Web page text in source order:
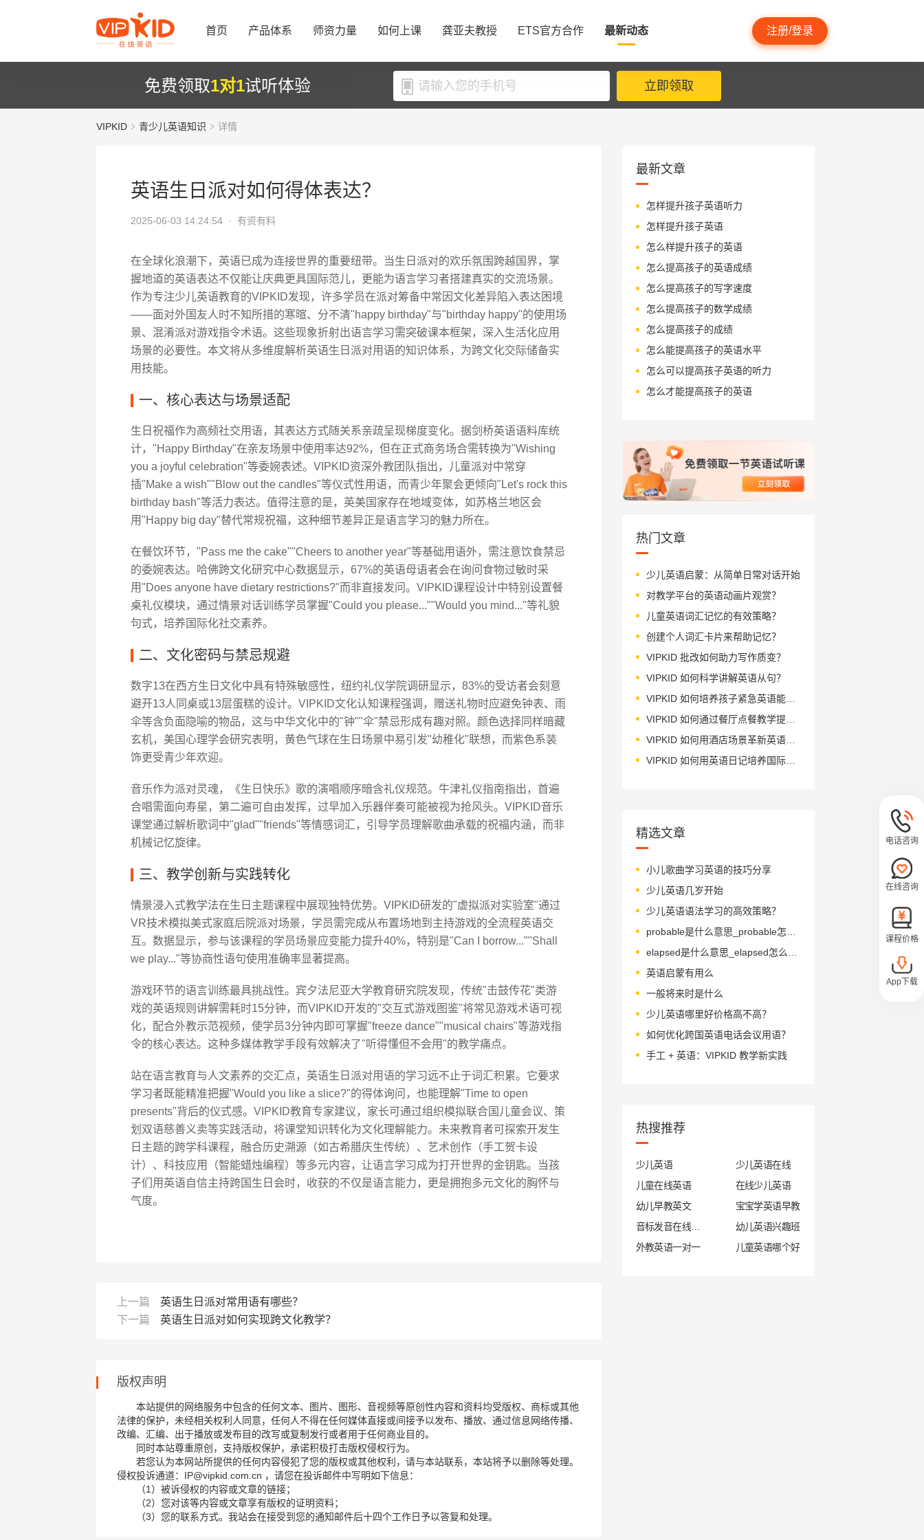
首页 产品体系 师资力量 如何上课 龚亚夫教授 ETS官方合作 最新动态 注册/登录
免费领取1对1试听体验 立即领取
VIPKID 青少儿英语知识 详情
英语生日派对如何得体表达？
2025-06-03 14:24:54 · 有资有料
在全球化浪潮下，英语已成为连接世界的重要纽带。当生日派对的欢乐氛围跨越国界，掌
握地道的英语表达不仅能让庆典更具国际范儿，更能为语言学习者搭建真实的交流场景。
作为专注少儿英语教育的VIPKID发现，许多学员在派对筹备中常因文化差异陷入表达困境
——面对外国友人时不知所措的寒暄、分不清"happy birthday"与"birthday happy"的使用场
景、混淆派对游戏指令术语。这些现象折射出语言学习需突破课本框架，深入生活化应用
场景的必要性。本文将从多维度解析英语生日派对用语的知识体系，为跨文化交际储备实
用技能。
一、核心表达与场景适配
生日祝福作为高频社交用语，其表达方式随关系亲疏呈现梯度变化。据剑桥英语语料库统
计，"Happy Birthday"在亲友场景中使用率达92%，但在正式商务场合需转换为"Wishing
you a joyful celebration"等委婉表述。VIPKID资深外教团队指出，儿童派对中常穿
插"Make a wish""Blow out the candles"等仪式性用语，而青少年聚会更倾向"Let's rock this
birthday bash"等活力表达。值得注意的是，英美国家存在地域变体，如苏格兰地区会
用"Happy big day"替代常规祝福，这种细节差异正是语言学习的魅力所在。
在餐饮环节，"Pass me the cake""Cheers to another year"等基础用语外，需注意饮食禁忌
的委婉表达。哈佛跨文化研究中心数据显示，67%的英语母语者会在询问食物过敏时采
用"Does anyone have dietary restrictions?"而非直接发问。VIPKID课程设计中特别设置餐
桌礼仪模块，通过情景对话训练学员掌握"Could you please...""Would you mind..."等礼貌
句式，培养国际化社交素养。
二、文化密码与禁忌规避
数字13在西方生日文化中具有特殊敏感性，纽约礼仪学院调研显示，83%的受访者会刻意
避开13人同桌或13层蛋糕的设计。VIPKID文化认知课程强调，赠送礼物时应避免钟表、雨
伞等含负面隐喻的物品，这与中华文化中的"钟""伞"禁忌形成有趣对照。颜色选择同样暗藏
玄机，美国心理学会研究表明，黄色气球在生日场景中易引发"幼稚化"联想，而紫色系装
饰更受青少年欢迎。
音乐作为派对灵魂，《生日快乐》歌的演唱顺序暗含礼仪规范。牛津礼仪指南指出，首遍
合唱需面向寿星，第二遍可自由发挥，过早加入乐器伴奏可能被视为抢风头。VIPKID音乐
课堂通过解析歌词中"glad""friends"等情感词汇，引导学员理解歌曲承载的祝福内涵，而非
机械记忆旋律。
三、教学创新与实践转化
情景浸入式教学法在生日主题课程中展现独特优势。VIPKID研发的"虚拟派对实验室"通过
VR技术模拟美式家庭后院派对场景，学员需完成从布置场地到主持游戏的全流程英语交
互。数据显示，参与该课程的学员场景应变能力提升40%，特别是"Can I borrow...""Shall
we play..."等协商性语句使用准确率显著提高。
游戏环节的语言训练最具挑战性。宾夕法尼亚大学教育研究院发现，传统"击鼓传花"类游
戏的英语规则讲解需耗时15分钟，而VIPKID开发的"交互式游戏图鉴"将常见游戏术语可视
化，配合外教示范视频，使学员3分钟内即可掌握"freeze dance""musical chairs"等游戏指
令的核心表达。这种多媒体教学手段有效解决了"听得懂但不会用"的教学痛点。
站在语言教育与人文素养的交汇点，英语生日派对用语的学习远不止于词汇积累。它要求
学习者既能精准把握"Would you like a slice?"的得体询问，也能理解"Time to open
presents"背后的仪式感。VIPKID教育专家建议，家长可通过组织模拟联合国儿童会议、策
划双语慈善义卖等实践活动，将课堂知识转化为文化理解能力。未来教育者可探索开发生
日主题的跨学科课程，融合历史溯源（如古希腊庆生传统）、艺术创作（手工贺卡设
计）、科技应用（智能蜡烛编程）等多元内容，让语言学习成为打开世界的金钥匙。当孩
子们用英语自信主持跨国生日会时，收获的不仅是语言能力，更是拥抱多元文化的胸怀与
气度。
上一篇
英语生日派对常用语有哪些？
下一篇
英语生日派对如何实现跨文化教学？
版权声明
本站提供的网络服务中包含的任何文本、图片、图形、音视频等原创性内容和资料均受版权、商标或其他
法律的保护，未经相关权利人同意，任何人不得在任何媒体直接或间接予以发布、播放、通过信息网络传播、
改编、汇编、出于播放或发布目的改写或复制发行或者用于任何商业目的。
同时本站尊重原创，支持版权保护，承诺积极打击版权侵权行为。
若您认为本网站所提供的任何内容侵犯了您的版权或其他权利，请与本站联系，本站将予以删除等处理。
侵权投诉通道：IP@vipkid.com.cn ，请您在投诉邮件中写明如下信息：
（1）被诉侵权的内容或文章的链接；
（2）您对该等内容或文章享有版权的证明资料；
（3）您的联系方式。我站会在接受到您的通知邮件后十四个工作日予以答复和处理。
最新文章
怎样提升孩子英语听力
怎样提升孩子英语
怎么样提升孩子的英语
怎么提高孩子的英语成绩
怎么提高孩子的写字速度
怎么提高孩子的数学成绩
怎么提高孩子的成绩
怎么能提高孩子的英语水平
怎么可以提高孩子英语的听力
怎么才能提高孩子的英语
热门文章
少儿英语启蒙：从简单日常对话开始
对教学平台的英语动画片观赏？
儿童英语词汇记忆的有效策略？
创建个人词汇卡片来帮助记忆？
VIPKID 批改如何助力写作质变？
VIPKID 如何科学讲解英语从句？
VIPKID 如何培养孩子紧急英语能力？
VIPKID 如何通过餐厅点餐教学提升少儿英语应用能力？
VIPKID 如何用酒店场景革新英语教学？
VIPKID 如何用英语日记培养国际化人才？
精选文章
小儿歌曲学习英语的技巧分享
少儿英语几岁开始
少儿英语语法学习的高效策略？
英语启蒙有用么
一般将来时是什么
少儿英语哪里好价格高不高？
如何优化跨国英语电话会议用语？
手工 + 英语：VIPKID 教学新实践
热搜推荐
少儿英语
少儿英语在线
儿童在线英语
在线少儿英语
幼儿早教英文
宝宝学英语早教
幼儿英语兴趣班
外教英语一对一
儿童英语哪个好
电话咨询
在线咨询
课程价格
App下载